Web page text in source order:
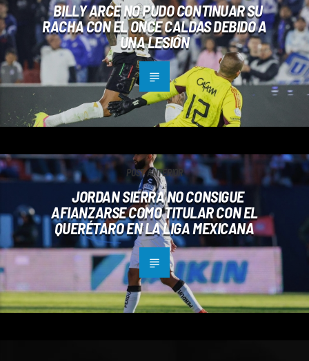
BILLY ARCE NO PUDO CONTINUAR SU
RACHA CON EL ONCE CALDAS DEBIDO A
UNA LESIÓN
POST ANTERIOR
JORDAN SIERRA NO CONSIGUE
AFIANZARSE COMO TITULAR CON EL
QUERÉTARO EN LA LIGA MEXICANA